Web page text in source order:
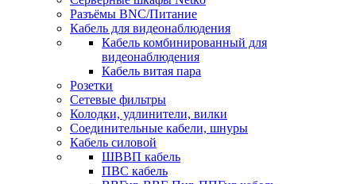
Разъёмы BNC/Питание
Кабель для видеонаблюдения
Кабель комбинированный для
видеонаблюдения
Кабель витая пара
Розетки
Сетевые фильтры
Колодки, удлинители, вилки
Соединительные кабели, шнуры
Кабель силовой
ШВВП кабель
ПВС кабель